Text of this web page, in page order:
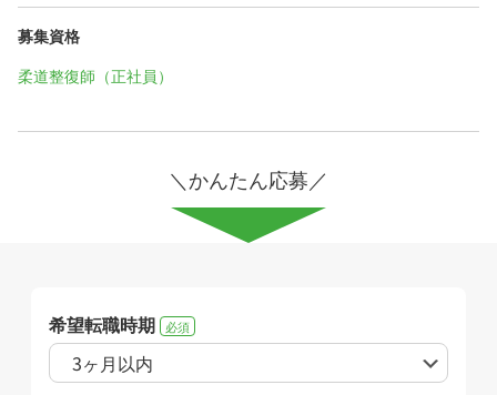
募集資格
柔道整復師（正社員）
＼かんたん応募／
希望転職時期 必須